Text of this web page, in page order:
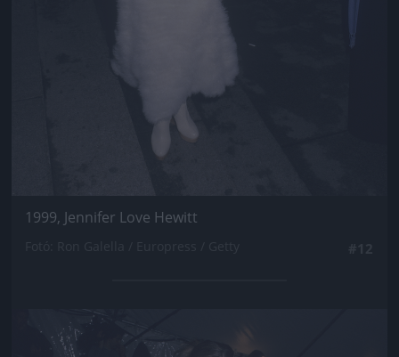
1999, Jennifer Love Hewitt